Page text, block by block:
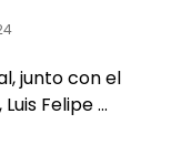
junto con el
Felipe ...